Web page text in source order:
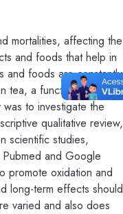
mortalities, affecting the
and foods that help in
and foods are constantly
tea, a functional food,
to investigate the
qualitative review,
scientific studies,
and Google
promote oxidation and
long-term effects should
varied and also does